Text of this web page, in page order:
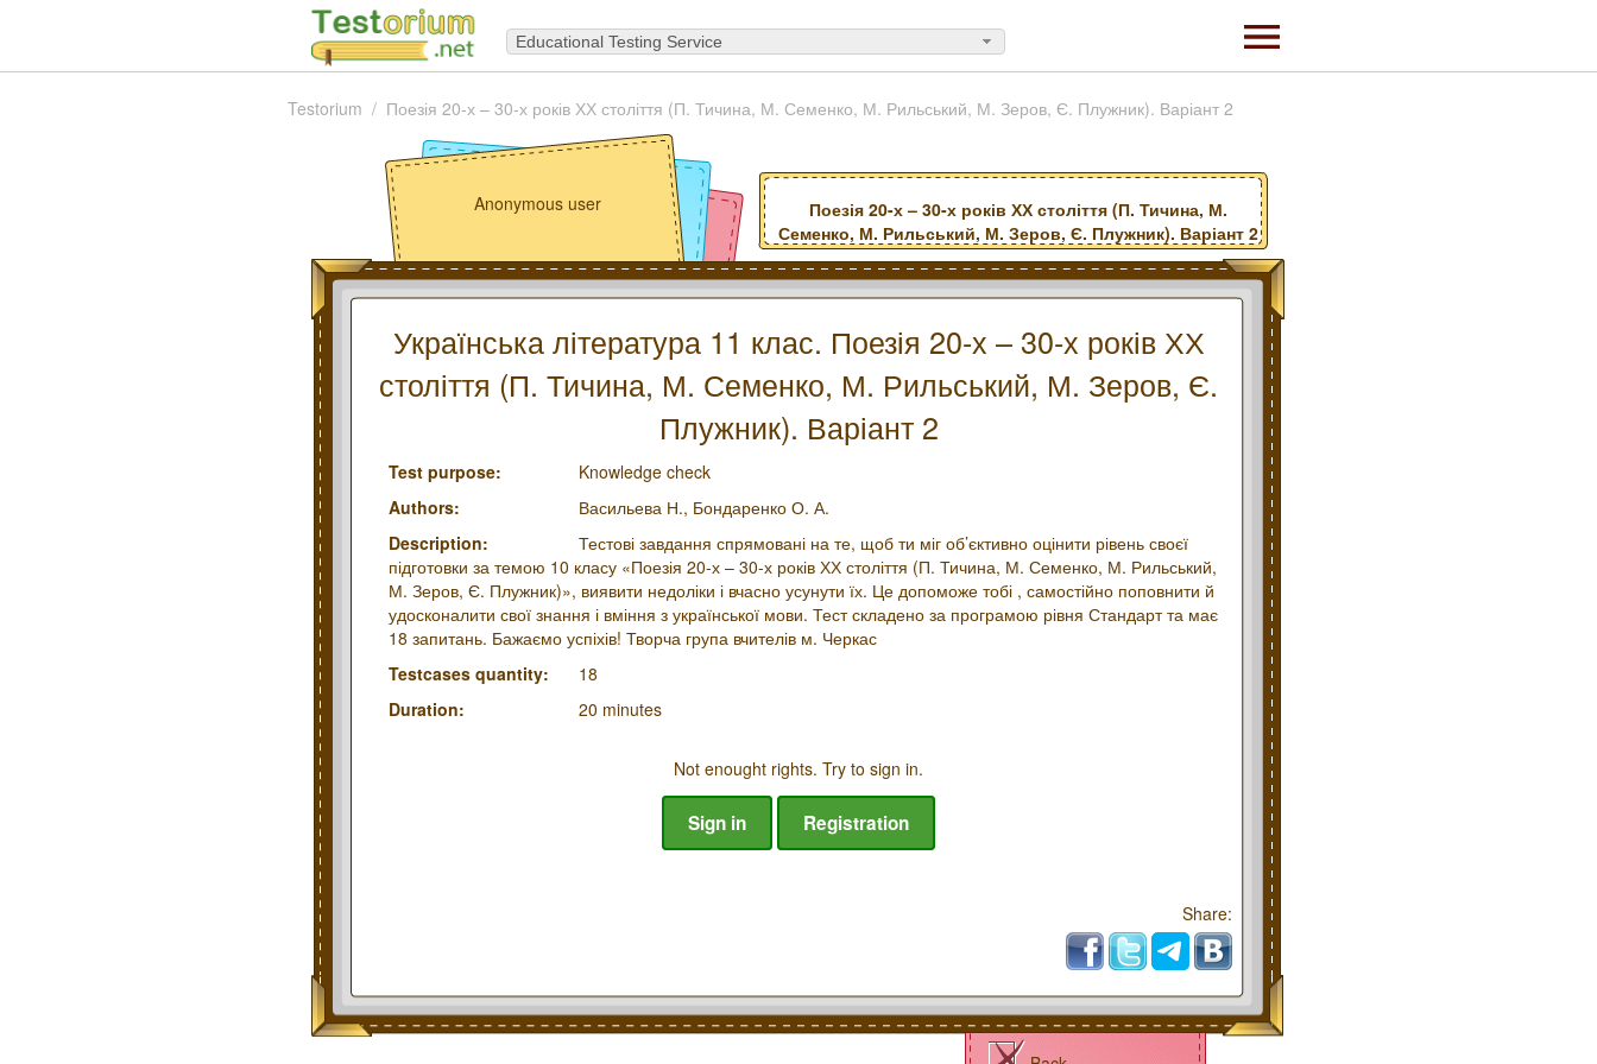
Educational Testing Service
Testorium Поезія 20-х – 30-х років ХХ століття (П. Тичина, М. Семенко, М. Рильський, М. Зеров, Є. Плужник). Варіант 2
Поезія 20-х – 30-х років ХХ століття (П. Тичина, М.
Семенко, М. Рильський, М. Зеров, Є. Плужник). Варіант 2
Anonymous user
Українська література 11 клас. Поезія 20-х – 30-х років ХХ
століття (П. Тичина, М. Семенко, М. Рильський, М. Зеров, Є.
Плужник). Варіант 2
Test purpose:
Knowledge check
Authors:
Васильева Н., Бондаренко О. А.
Description:
Тестові завдання спрямовані на те, щоб ти міг об’єктивно оцінити рівень своєї
підготовки за темою 10 класу «Поезія 20-х – 30-х років ХХ століття (П. Тичина, М. Семенко, М. Рильський,
М. Зеров, Є. Плужник)», виявити недоліки і вчасно усунути їх. Це допоможе тобі , самостійно поповнити й
удосконалити свої знання і вміння з української мови. Тест складено за програмою рівня Стандарт та має
18 запитань. Бажаємо успіхів! Творча група вчителів м. Черкас
Testcases quantity:
18
Duration:
20 minutes
Not enought rights. Try to sign in.
Sign in Registration
Share: